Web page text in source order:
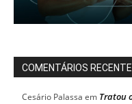
COMENTÁRIOS
Cesário Palassa em Tratou